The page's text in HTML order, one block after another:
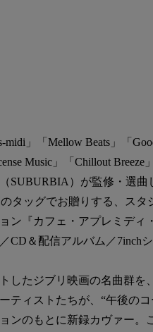
midi」「Mellow Beats」「
Music」「Chillout
SUBURBIA）が監修・選
タッグでお贈りする、ス
ン『カフェ・アプレミディ
CD＆配信アルバム／7inch
したジブリ映画の名曲群を
ティストたちが、“午後の
ンのもとに新録カヴァー。